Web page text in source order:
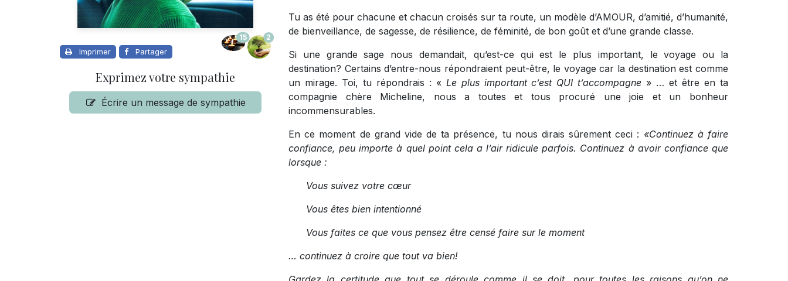
Imprimer Partager
15 2
Exprimez votre sympathie
Écrire un message de sympathie
Tu as été pour chacune et chacun croisés sur ta route, un modèle d’AMOUR, d’amitié, d’humanité,
de bienveillance, de sagesse, de résilience, de féminité, de bon goût et d’une grande classe.
Si une grande sage nous demandait, qu’est-ce qui est le plus important, le voyage ou la
destination? Certains d’entre-nous répondraient peut-être, le voyage car la destination est comme
un mirage. Toi, tu répondrais : « Le plus important c’est QUI t’accompagne » …etêtre en ta
compagnie chère Micheline, nous a toutes et tous procuré une joie et un bonheur
incommensurables.
En ce moment de grand vide de ta présence, tu nous dirais sûrement ceci : «Continuez à faire
confiance, peu importe à quel point cela a l’air ridicule parfois. Continuez à avoir confiance que
lorsque :
Vous suivez votre cœur
Vous êtes bien intentionné
Vous faites ce que vous pensez être censé faire sur le moment
… continuez à croire que tout va bien!